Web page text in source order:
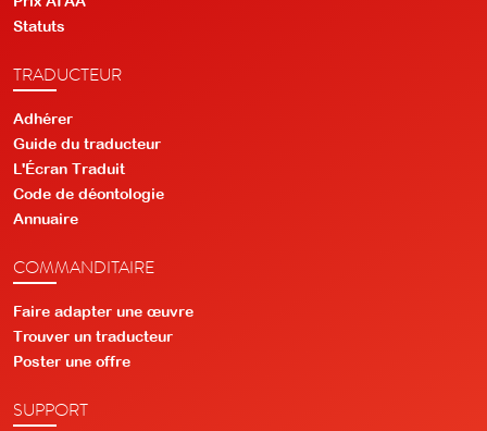
Statuts
TRADUCTEUR
Adhérer
Guide du traducteur
L'Écran Traduit
Code de déontologie
Annuaire
COMMANDITAIRE
Faire adapter une œuvre
Trouver un traducteur
Poster une offre
SUPPORT